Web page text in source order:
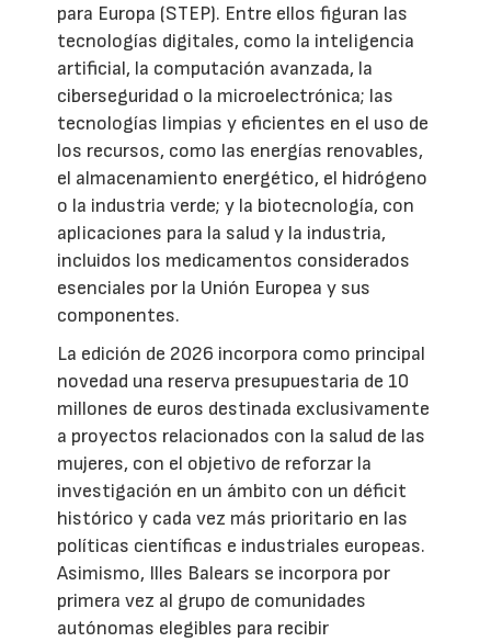
para Europa (STEP). Entre ellos figuran las
tecnologías digitales, como la inteligencia
artificial, la computación avanzada, la
ciberseguridad o la microelectrónica; las
tecnologías limpias y eficientes en el uso de
los recursos, como las energías renovables,
el almacenamiento energético, el hidrógeno
o la industria verde; y la biotecnología, con
aplicaciones para la salud y la industria,
incluidos los medicamentos considerados
esenciales por la Unión Europea y sus
componentes.
La edición de 2026 incorpora como principal
novedad una reserva presupuestaria de 10
millones de euros destinada exclusivamente
a proyectos relacionados con la salud de las
mujeres, con el objetivo de reforzar la
investigación en un ámbito con un déficit
histórico y cada vez más prioritario en las
políticas científicas e industriales europeas.
Asimismo, Illes Balears se incorpora por
primera vez al grupo de comunidades
autónomas elegibles para recibir